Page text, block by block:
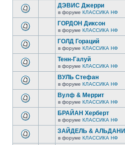
ДЭВИС Джерри
в форуме КЛАССИКА НФ
ГОРДОН Диксон
в форуме КЛАССИКА НФ
ГОЛД Гораций
в форуме КЛАССИКА НФ
Тенн-Галуй
в форуме КЛАССИКА НФ
ВУЛЬ Стефан
в форуме КЛАССИКА НФ
Вулф & Меррит
в форуме КЛАССИКА НФ
БРАЙАН Херберт
в форуме КЛАССИКА НФ
ЗАЙДЕЛЬ & АЛЬДАНИ
в форуме КЛАССИКА НФ